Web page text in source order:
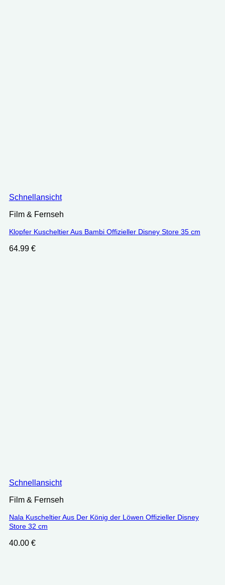
Schnellansicht
Film & Fernseh
Klopfer Kuscheltier Aus Bambi Offizieller Disney Store 35 cm
64.99 €
Schnellansicht
Film & Fernseh
Nala Kuscheltier Aus Der König der Löwen Offizieller Disney
Store 32 cm
40.00 €